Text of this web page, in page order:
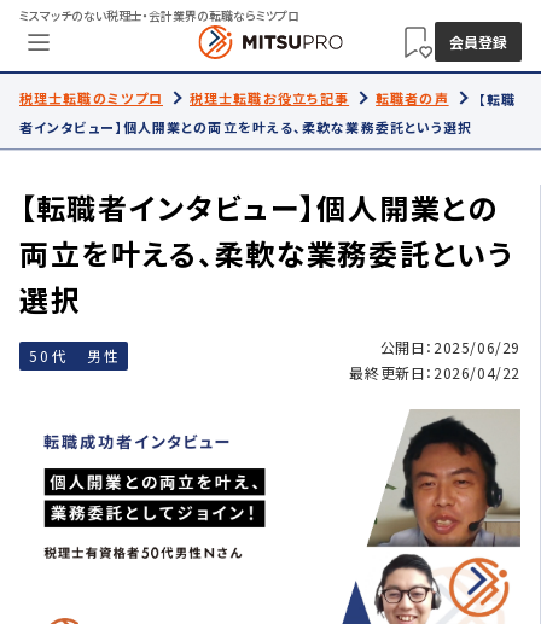
ミスマッチのない税理士・会計業界の転職ならミツプロ
会員登録
税理士転職のミツプロ 税理士転職お役立ち記事 転職者の声
【転職
者インタビュー】個人開業との両立を叶える、柔軟な業務委託という選択
【転職者インタビュー】個人開業との
両立を叶える、柔軟な業務委託という
選択
50代 男性
公開日：2025/06/29
最終更新日：2026/04/22